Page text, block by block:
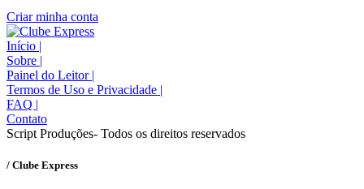
Criar minha conta
Início |
Sobre |
Painel do Leitor |
Termos de Uso e Privacidade |
FAQ |
Contato
Script Produções- Todos os direitos reservados
/ Clube Express